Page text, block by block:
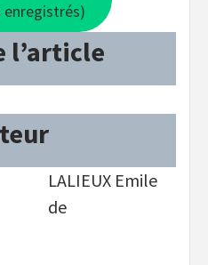
enregistrés)
l’article
LALIEUX Emile
de